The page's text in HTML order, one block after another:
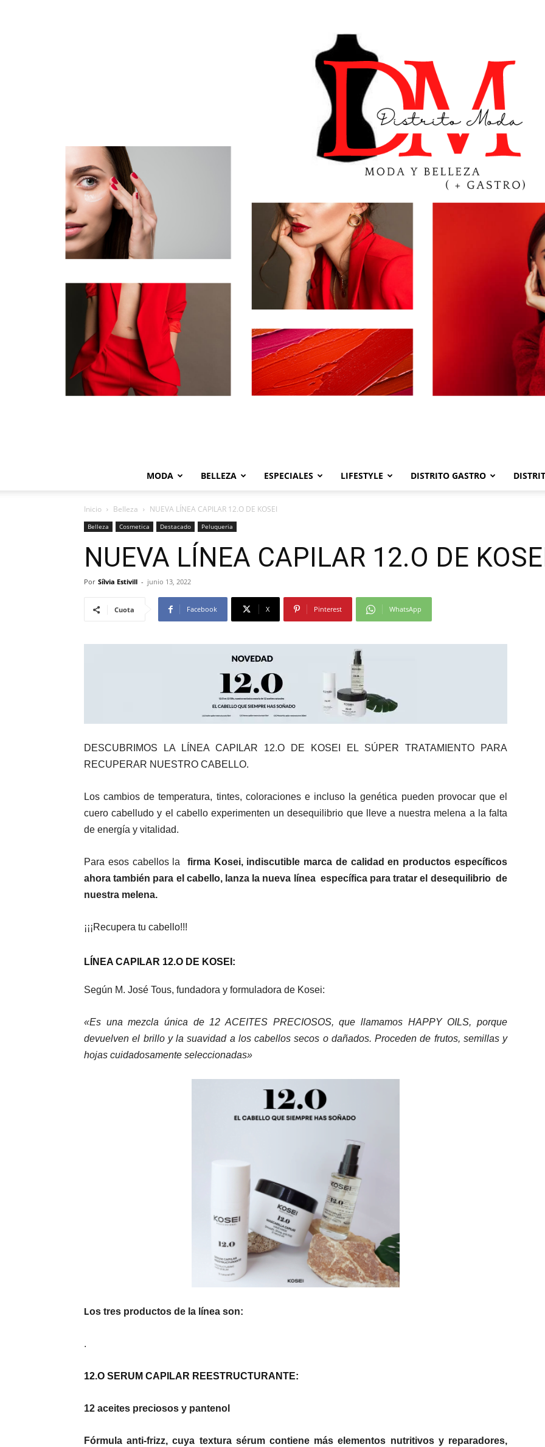
MODA BELLEZA ESPECIALES LIFESTYLE DISTRITO GASTRO
Inicio Belleza NUEVA LÍNEA CAPILAR 12.O DE KOSEI
Belleza Cosmetica Destacado Peluqueria
NUEVA LÍNEA CAPILAR 12.O DE
Por Sílvia Estivill - junio 13, 2022
Cuota Facebook X Pinterest WhatsApp
DESCUBRIMOS LA LÍNEA CAPILAR 12.O DE KOSEI EL SÚPER TRATAMIENTO PARA
RECUPERAR NUESTRO CABELLO.
Los cambios de temperatura, tintes, coloraciones e incluso la genética pueden provocar que el
cuero cabelludo y el cabello experimenten un desequilibrio que lleve a nuestra melena a la falta
de energía y vitalidad.
Para esos cabellos la firma Kosei, indiscutible marca de calidad en productos específicos
ahora también para el cabello, lanza la nueva línea específica para tratar el desequilibrio de
nuestra melena.
¡¡¡Recupera tu cabello!!!
LÍNEA CAPILAR 12.O DE KOSEI:
Según M. José Tous, fundadora y formuladora de Kosei:
«Es una mezcla única de 12 ACEITES PRECIOSOS, que llamamos HAPPY OILS, porque
devuelven el brillo y la suavidad a los cabellos secos o dañados. Proceden de frutos, semillas y
hojas cuidadosamente seleccionadas»
Los tres productos de la línea son:
.
12.O SERUM CAPILAR REESTRUCTURANTE:
12 aceites preciosos y pantenol
Fórmula anti-frizz, cuya textura sérum contiene más elementos nutritivos y reparadores,